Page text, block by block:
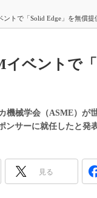
ントで「Solid Edge」を無償
ベントで
機械学会（ASME）が
ンサーに就任したと発
見る